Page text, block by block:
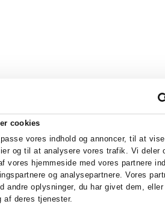
cookies
vores indhold og annoncer, til at
og til at analysere vores trafik. Vi deler
vores hjemmeside med vores partnere
og analysepartnere. Vores
andre oplysninger, du har givet dem,
af deres tjenester.